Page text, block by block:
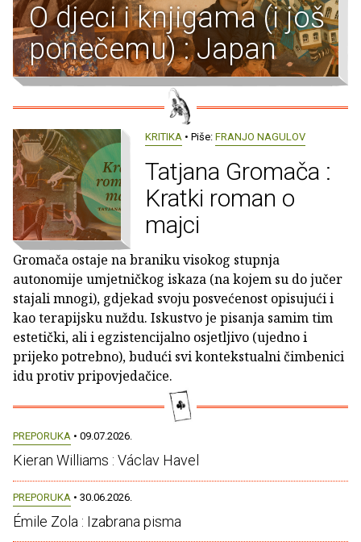
O djeci i knjigama (i još
ponečemu) : Japan
KRITIKA• Piše: FRANJO NAGULOV
Tatjana Gromača :
Kratki roman o
majci
Gromača ostaje na braniku visokog stupnja
autonomije umjetničkog iskaza (na kojem su do jučer
stajali mnogi), gdjekad svoju posvećenost opisujući i
kao terapijsku nuždu. Iskustvo je pisanja samim tim
estetički, ali i egzistencijalno osjetljivo (ujedno i
prijeko potrebno), budući svi kontekstualni čimbenici
idu protiv pripovjedačice.
PREPORUKA • 09.07.2026.
Kieran Williams : Václav Havel
PREPORUKA • 30.06.2026.
Émile Zola : Izabrana pisma